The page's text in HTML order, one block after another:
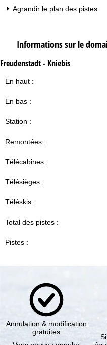
Agrandir le plan des pistes
Informations sur le
Freudenstadt - Kniebis
En haut :
En bas :
Station :
Remontées :
Télécabines :
Télésièges :
Téléskis :
Total des pistes :
Pistes :
Annulation & modification
gratuites